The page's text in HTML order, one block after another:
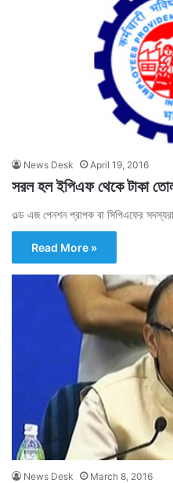
News Desk April 19, 2016
সরল হল ইপিএফ থেকে টাকা
ওল্ড এজ পেনশন প্রাপক বা সিপিএফের
Read More »
News Desk March 8, 2016